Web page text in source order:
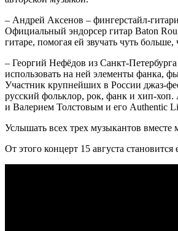
– Андрей Аксенов – фингерстайл-
Официальный эндорсер гитар Baton
гитаре, помогая ей звучать чуть больше,
– Георгий Нефёдов из Санкт-
использовать на ней элементы фанка,
Участник крупнейших в России джаз-
русский фольклор, рок, фанк и хип-
и Валерием Толстовым и его Аuthentic
Услышать всех трех музыкантов вместе
От этого концерт 15 августа становится